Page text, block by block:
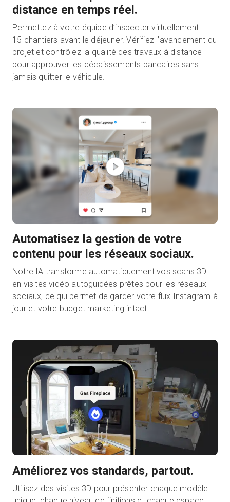
distance en temps réel.
Permettez à votre équipe d’inspecter virtuellement
15 chantiers avant le déjeuner. Vérifiez l’avancement du
projet et contrôlez la qualité des travaux à distance
pour approuver les décaissements bancaires sans
jamais quitter le véhicule.
Automatisez la gestion de votre
contenu pour les réseaux sociaux.
Notre IA transforme automatiquement vos scans 3D
en visites vidéo autoguidées prêtes pour les réseaux
sociaux, ce qui permet de garder votre flux Instagram à
jour et votre budget marketing intact.
Améliorez vos standards, partout.
Utilisez des visites 3D pour présenter chaque modèle